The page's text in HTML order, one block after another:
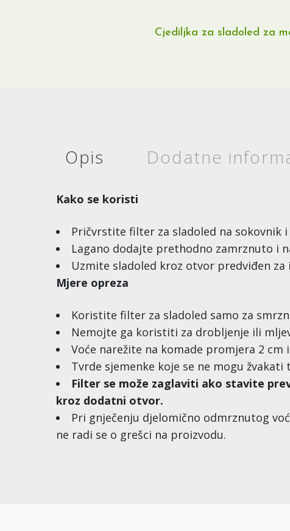
Cjediljka za sladoled za
Opis Dodatne
Kako se koristi
Pričvrstite filter za sladoled na sokovnik
Lagano dodajte prethodno zamrznuto i
Uzmite sladoled kroz otvor predviđen za
Mjere opreza
Koristite filter za sladoled samo za
Nemojte ga koristiti za drobljenje ili
Voće narežite na komade promjera 2
Tvrde sjemenke koje se ne mogu
Filter se može zaglaviti ako stavite
kroz dodatni otvor.
Pri gnječenju djelomično odmrznutog
ne radi se o grešci na proizvodu.